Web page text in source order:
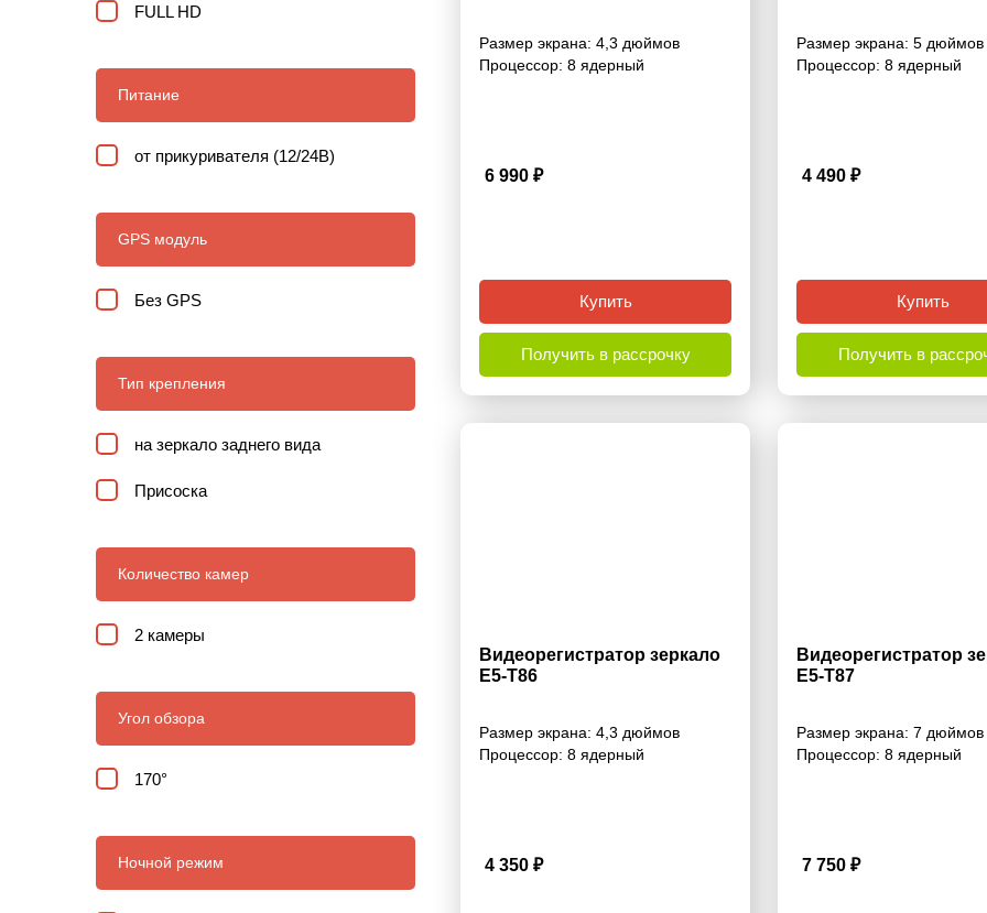
FULL HD
Питание
от прикуривателя (12/24В)
GPS модуль
Без GPS
Тип крепления
на зеркало заднего вида
Присоска
Количество камер
2 камеры
Угол обзора
170°
Ночной режим
Размер экрана: 4,3 дюймов
Процессор: 8 ядерный
6 990 ₽
Купить
Получить в рассрочку
Размер экрана: 5 дюймов
Процессор: 8 ядерный
4 490 ₽
Купить
Получить в
Видеорегистратор зеркало
E5-T86
Размер экрана: 4,3 дюймов
Процессор: 8 ядерный
4 350 ₽
Видеорегистратор
E5-T87
Размер экрана: 7 дюймов
Процессор: 8 ядерный
7 750 ₽